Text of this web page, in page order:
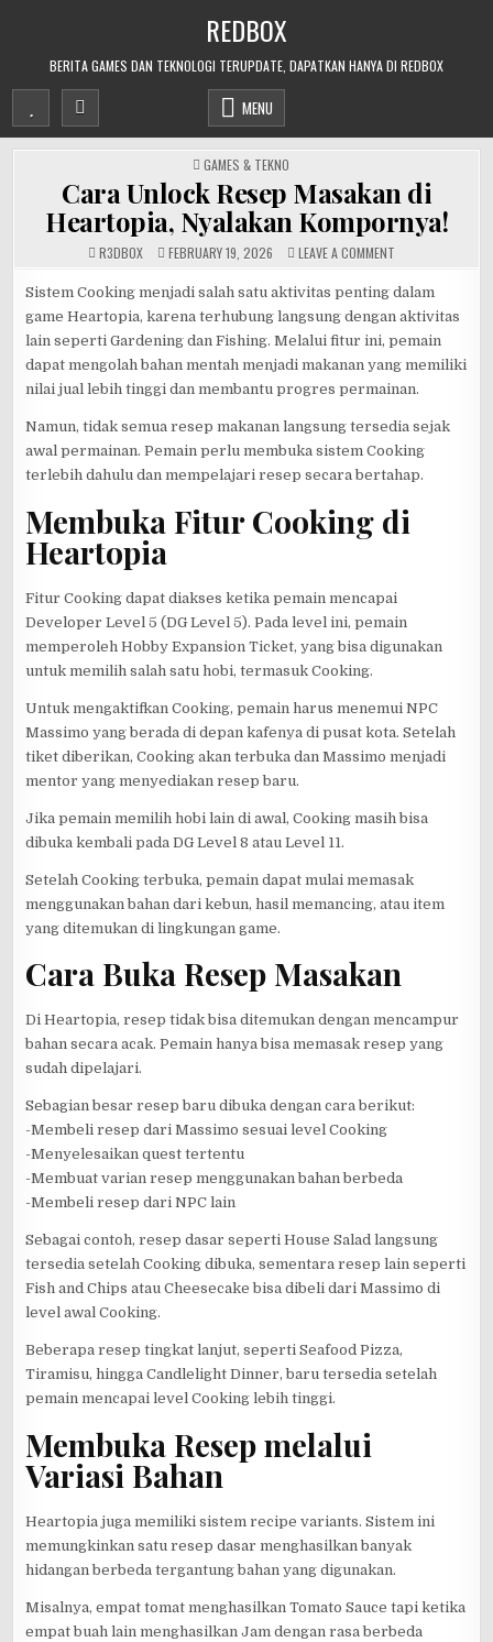
REDBOX
BERITA GAMES DAN TEKNOLOGI TERUPDATE, DAPATKAN HANYA DI REDBOX
MENU
POSTED
IN
GAMES & TEKNO
Cara Unlock Resep Masakan di
Heartopia, Nyalakan Kompornya!
R3DB0X FEBRUARY 19, 2026 LEAVE A COMMENTON
RESEP
DI
HEARTOPIA,
NYALAKAN
KOMPORNYA!
Sistem Cooking menjadi salah satu aktivitas penting dalam
game Heartopia, karena terhubung langsung dengan aktivitas
lain seperti Gardening dan Fishing. Melalui fitur ini, pemain
dapat mengolah bahan mentah menjadi makanan yang memiliki
nilai jual lebih tinggi dan membantu progres permainan.
Namun, tidak semua resep makanan langsung tersedia sejak
awal permainan. Pemain perlu membuka sistem Cooking
terlebih dahulu dan mempelajari resep secara bertahap.
Membuka Fitur Cooking di
Heartopia
Fitur Cooking dapat diakses ketika pemain mencapai
Developer Level 5 (DG Level 5). Pada level ini, pemain
memperoleh Hobby Expansion Ticket, yang bisa digunakan
untuk memilih salah satu hobi, termasuk Cooking.
Untuk mengaktifkan Cooking, pemain harus menemui NPC
Massimo yang berada di depan kafenya di pusat kota. Setelah
tiket diberikan, Cooking akan terbuka dan Massimo menjadi
mentor yang menyediakan resep baru.
Jika pemain memilih hobi lain di awal, Cooking masih bisa
dibuka kembali pada DG Level 8 atau Level 11.
Setelah Cooking terbuka, pemain dapat mulai memasak
menggunakan bahan dari kebun, hasil memancing, atau item
yang ditemukan di lingkungan game.
Cara Buka Resep Masakan
Di Heartopia, resep tidak bisa ditemukan dengan mencampur
bahan secara acak. Pemain hanya bisa memasak resep yang
sudah dipelajari.
Sebagian besar resep baru dibuka dengan cara berikut:
-Membeli resep dari Massimo sesuai level Cooking
-Menyelesaikan quest tertentu
-Membuat varian resep menggunakan bahan berbeda
-Membeli resep dari NPC lain
Sebagai contoh, resep dasar seperti House Salad langsung
tersedia setelah Cooking dibuka, sementara resep lain seperti
Fish and Chips atau Cheesecake bisa dibeli dari Massimo di
level awal Cooking.
Beberapa resep tingkat lanjut, seperti Seafood Pizza,
Tiramisu, hingga Candlelight Dinner, baru tersedia setelah
pemain mencapai level Cooking lebih tinggi.
Membuka Resep melalui
Variasi Bahan
Heartopia juga memiliki sistem recipe variants. Sistem ini
memungkinkan satu resep dasar menghasilkan banyak
hidangan berbeda tergantung bahan yang digunakan.
Misalnya, empat tomat menghasilkan Tomato Sauce tapi ketika
empat buah lain menghasilkan Jam dengan rasa berbeda